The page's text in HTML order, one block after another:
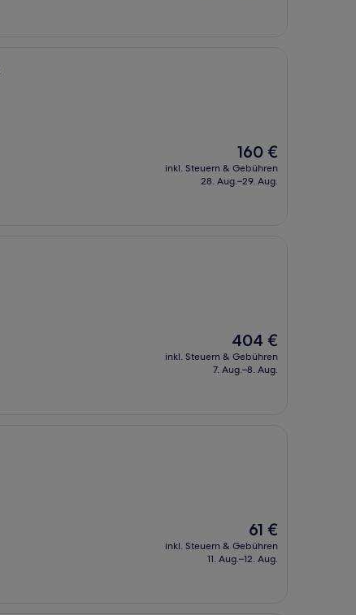
Der
Preis
beträgt
160 €
inkl. Steuern & Gebühren
28. Aug.–29. Aug.
Der
Preis
beträgt
404 €
inkl. Steuern & Gebühren
7. Aug.–8. Aug.
Der
Preis
beträgt
61 €
inkl. Steuern & Gebühren
11. Aug.–12. Aug.